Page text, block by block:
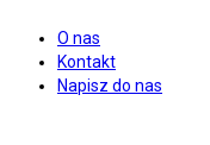
O nas
Kontakt
Napisz do nas